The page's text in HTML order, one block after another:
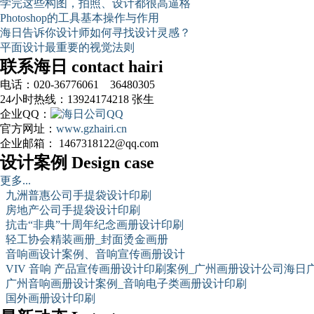
学完这些构图，拍照、设计都很高逼格
Photoshop的工具基本操作与作用
海日告诉你设计师如何寻找设计灵感？
平面设计最重要的视觉法则
联系海日 contact hairi
电话：020-36776061 36480305
24小时热线：13924174218 张生
企业QQ：
官方网址： www.gzhairi.cn
企业邮箱： 1467318122@qq.com
设计案例 Design case
更多...
九洲普惠公司手提袋设计印刷
房地产公司手提袋设计印刷
抗击“非典”十周年纪念画册设计印刷
轻工协会精装画册_封面烫金画册
音响画设计案例、音响宣传画册设计
VIV 音响 产品宣传画册设计印刷案例_广州画册设计公司海日
广州音响画册设计案例_音响电子类画册设计印刷
国外画册设计印刷